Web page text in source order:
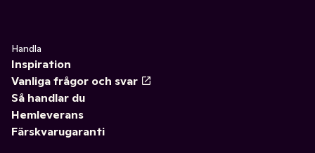
Handla
Inspiration
Vanliga frågor och svar
Så handlar du
Hemleverans
Färskvarugaranti